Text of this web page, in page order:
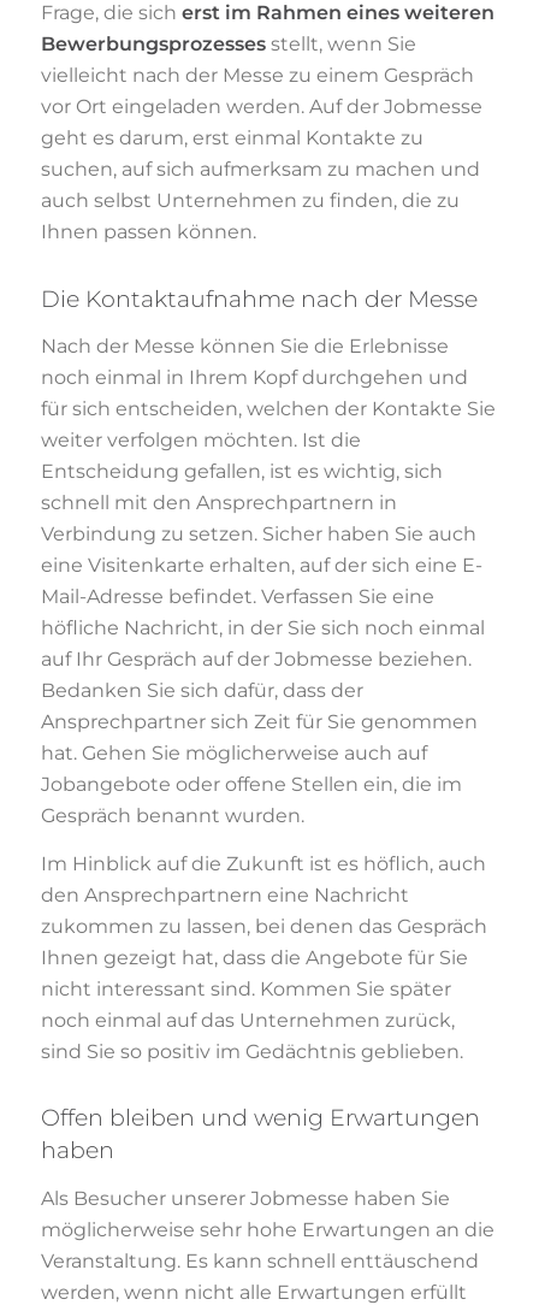
Frage, die sich erst im Rahmen eines weiteren
Bewerbungsprozessesstellt, wenn Sie
vielleicht nach der Messe zu einem Gespräch
vor Ort eingeladen werden. Auf der Jobmesse
geht es darum, erst einmal Kontakte zu
suchen, auf sich aufmerksam zu machen und
auch selbst Unternehmen zu finden, die zu
Ihnen passen können.
Die Kontaktaufnahme nach der Messe
Nach der Messe können Sie die Erlebnisse
noch einmal in Ihrem Kopf durchgehen und
für sich entscheiden, welchen der Kontakte Sie
weiter verfolgen möchten. Ist die
Entscheidung gefallen, ist es wichtig, sich
schnell mit den Ansprechpartnern in
Verbindung zu setzen. Sicher haben Sie auch
eine Visitenkarte erhalten, auf der sich eine E-
Mail-Adresse befindet. Verfassen Sie eine
höfliche Nachricht, in der Sie sich noch einmal
auf Ihr Gespräch auf der Jobmesse beziehen.
Bedanken Sie sich dafür, dass der
Ansprechpartner sich Zeit für Sie genommen
hat. Gehen Sie möglicherweise auch auf
Jobangebote oder offene Stellen ein, die im
Gespräch benannt wurden.
Im Hinblick auf die Zukunft ist es höflich, auch
den Ansprechpartnern eine Nachricht
zukommen zu lassen, bei denen das Gespräch
Ihnen gezeigt hat, dass die Angebote für Sie
nicht interessant sind. Kommen Sie später
noch einmal auf das Unternehmen zurück,
sind Sie so positiv im Gedächtnis geblieben.
Offen bleiben und wenig Erwartungen
haben
Als Besucher unserer Jobmesse haben Sie
möglicherweise sehr hohe Erwartungen an die
Veranstaltung. Es kann schnell enttäuschend
werden, wenn nicht alle Erwartungen erfüllt